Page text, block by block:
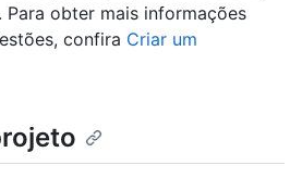
obter mais informações
confira Criar um